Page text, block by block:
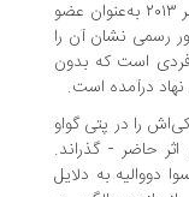
کبک کانادا است. وی در ۱۲ دسامبر ۲۰۱۳ به‌عنوان عضو
۲۰۱۵ به‌طور رسمی نشان آن را
که بدون
است.
در پتی گواو
- گذراند.
به دلایل